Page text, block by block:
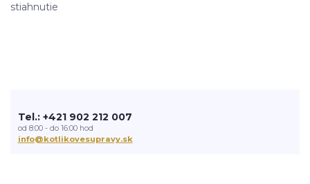
stiahnutie
Tel.: +421 902 212 007
od 8:00 - do 16:00 hod
info@kotlikovesupravy.sk